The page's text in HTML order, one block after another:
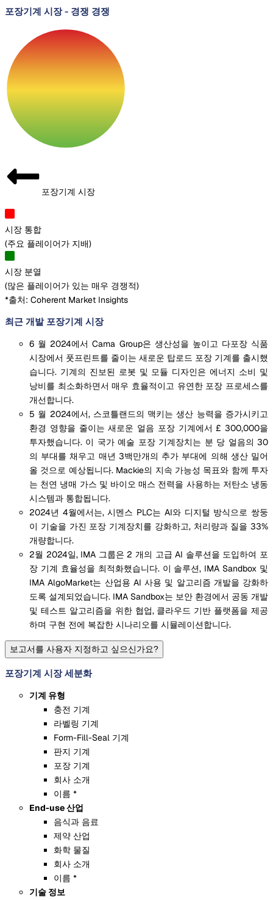
포장기계 시장- 경쟁 경쟁
포장기계 시장
시장 통합
(주요 플레이어가 지배)
시장 분열
(많은 플레이어가 있는 매우 경쟁적)
*출처: Coherent Market Insights
최근 개발 포장기계 시장
6 월 2024에서 Cama Group은 생산성을 높이고 다포장 식품
시장에서 풋프린트를 줄이는 새로운 탑로드 포장 기계를 출시했
습니다. 기계의 진보된 로봇 및 모듈 디자인은 에너지 소비 및
낭비를 최소화하면서 매우 효율적이고 유연한 포장 프로세스를
개선합니다.
5 월 2024에서, 스코틀랜드의 맥키는 생산 능력을 증가시키고
환경 영향을 줄이는 새로운 얼음 포장 기계에서 £ 300,000을
투자했습니다. 이 국가 예술 포장 기계장치는 분 당 얼음의 30
의 부대를 채우고 매년 3백만개의 추가 부대에 의해 생산 밀어
올 것으로 예상됩니다. Mackie의 지속 가능성 목표와 함께 투자
는 천연 냉매 가스 및 바이오 매스 전력을 사용하는 저탄소 냉동
시스템과 통합됩니다.
2024년 4월에서는, 시멘스 PLC는 AI와 디지털 방식으로 쌍둥
이 기술을 가진 포장 기계장치를 강화하고, 처리량과 질을 33%
개량합니다.
2월 2024일, IMA 그룹은 2 개의 고급 AI 솔루션을 도입하여 포
장 기계 효율성을 최적화했습니다. 이 솔루션, IMA Sandbox 및
IMA AlgoMarket는 산업용 AI 사용 및 알고리즘 개발을 강화하
도록 설계되었습니다. IMA Sandbox는 보안 환경에서 공동 개발
및 테스트 알고리즘을 위한 협업, 클라우드 기반 플랫폼을 제공
하며 구현 전에 복잡한 시나리오를 시뮬레이션합니다.
보고서를 사용자 지정하고 싶으신가요?
포장기계 시장 세분화
기계 유형
충전 기계
라벨링 기계
Form-Fill-Seal 기계
판지 기계
포장 기계
회사 소개
이름 *
End-use 산업
음식과 음료
제약 산업
화학 물질
회사 소개
이름 *
기술 정보